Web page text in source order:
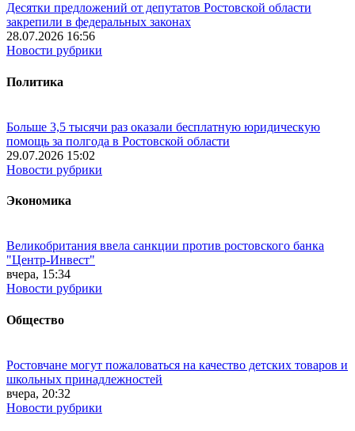
Десятки предложений от депутатов Ростовской области
закрепили в федеральных законах
28.07.2026 16:56
Новости рубрики
Политика
Больше 3,5 тысячи раз оказали бесплатную юридическую
помощь за полгода в Ростовской области
29.07.2026 15:02
Новости рубрики
Экономика
Великобритания ввела санкции против ростовского банка
"Центр-Инвест"
вчера, 15:34
Новости рубрики
Общество
Ростовчане могут пожаловаться на качество детских товаров и
школьных принадлежностей
вчера, 20:32
Новости рубрики